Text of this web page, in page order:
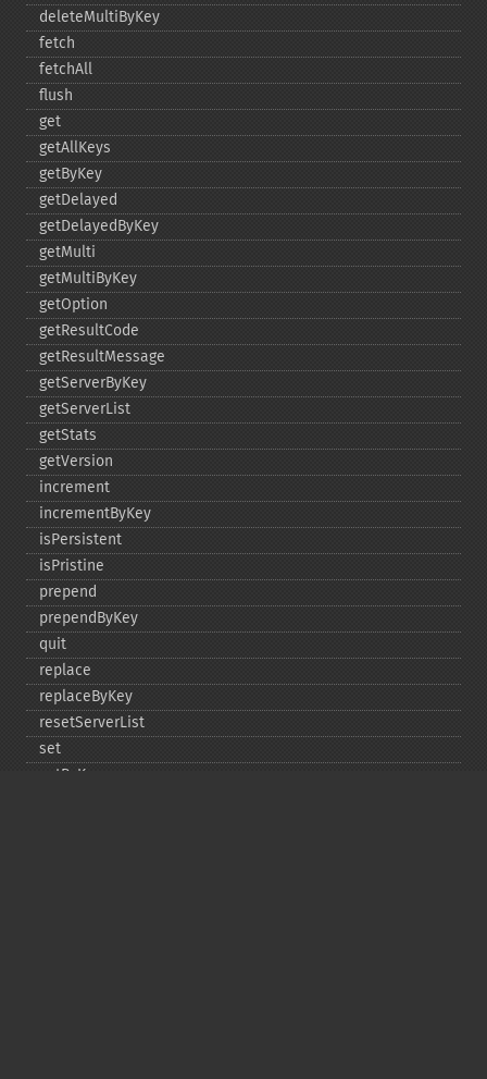
deleteMultiByKey
fetch
fetchAll
flush
get
getAllKeys
getByKey
getDelayed
getDelayedByKey
getMulti
getMultiByKey
getOption
getResultCode
getResultMessage
getServerByKey
getServerList
getStats
getVersion
increment
incrementByKey
isPersistent
isPristine
prepend
prependByKey
quit
replace
replaceByKey
resetServerList
set
setByKey